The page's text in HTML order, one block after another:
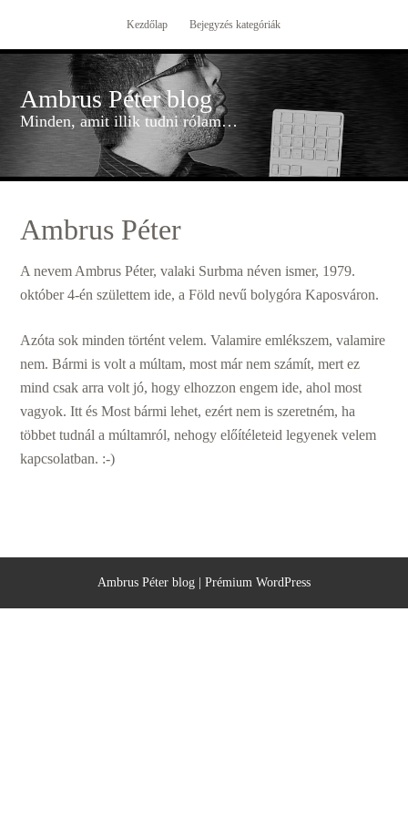
Kezdőlap Bejegyzés kategóriák
Ambrus Péter blog
Minden, amit illik tudni rólam…
Ambrus Péter
A nevem Ambrus Péter, valaki Surbma néven ismer, 1979.
október 4-én születtem ide, a Föld nevű bolygóra Kaposváron.
Azóta sok minden történt velem. Valamire emlékszem, valamire
nem. Bármi is volt a múltam, most már nem számít, mert ez
mind csak arra volt jó, hogy elhozzon engem ide, ahol most
vagyok. Itt és Most bármi lehet, ezért nem is szeretném, ha
többet tudnál a múltamról, nehogy előítéleteid legyenek velem
kapcsolatban. :-)
Ambrus Péter blog | Prémium WordPress